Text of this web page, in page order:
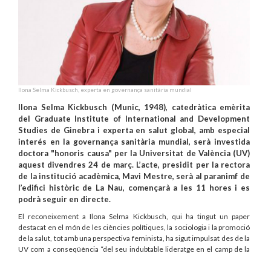
Ilona Selma Kickbusch, experta en governança sanitària mundial
Ilona Selma Kickbusch (Munic, 1948), catedràtica emèrita
del Graduate Institute of International and Development
Studies de Ginebra i experta en salut global, amb especial
interés en la governança sanitària mundial, serà investida
doctora "honoris causa" per la Universitat de València (UV)
aquest divendres 24 de març. L’acte, presidit per la rectora
de la institució acadèmica, Mavi Mestre, serà al paranimf de
l’edifici històric de La Nau, començarà a les 11 hores i es
podrà seguir en directe.
El reconeixement a Ilona Selma Kickbusch, qui ha tingut un paper
destacat en el món de les ciències polítiques, la sociologia i la promoció
de la salut, tot amb una perspectiva feminista, ha sigut impulsat des de la
UV com a conseqüència “del seu indubtable lideratge en el camp de la